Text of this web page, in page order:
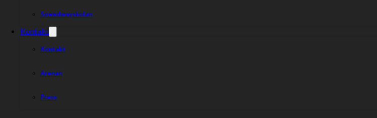
Speedwayskolan
Kontakt
Kontakt
Arenan
Press